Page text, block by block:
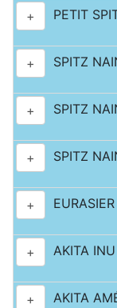
+ PETIT
+ SPITZ
+ SPITZ
+ SPITZ
+
+ AKITA
+ AKITA